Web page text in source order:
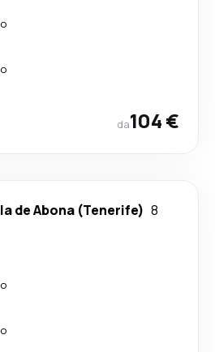
da104 €
de Abona (Tenerife) 8